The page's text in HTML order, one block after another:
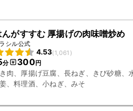
んがすすむ 厚揚げの肉味噌炒め
シル公式
4.53(1,061 )
分 300円
肉、厚揚げ豆腐、長ねぎ、きび砂糖、
、料理酒、小ねぎ、みそ